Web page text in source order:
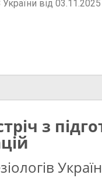
від
з